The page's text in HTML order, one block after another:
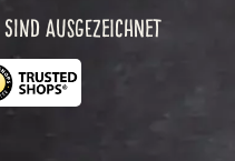
AUSGEZEICHNET